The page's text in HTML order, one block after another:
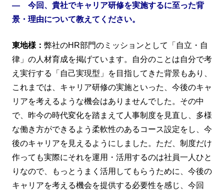
― 今回、貴社でキャリア研修を実施するに至った背
景・理由について教えてください。
東地様： 弊社のHR部門のミッションとして「自立・自
律」の人材育成を掲げています。自分のことは自分で考
え実行する「自己実現型」を目指してきた背景もあり、
これまでは、キャリア研修の実施といった、今後のキャ
リアを考えるような機会はありませんでした。その中
で、昨今の時代変化を踏まえて人事制度を見直し、多様
な働き方ができるよう柔軟性のあるコース設定をし、今
後のキャリアを見えるようにしました。ただ、制度だけ
作っても実際にそれを運用・活用するのは社員一人ひと
りなので、もっとうまく活用してもらうために、今後の
キャリアを考える機会を提供する必要性を感じ、今回